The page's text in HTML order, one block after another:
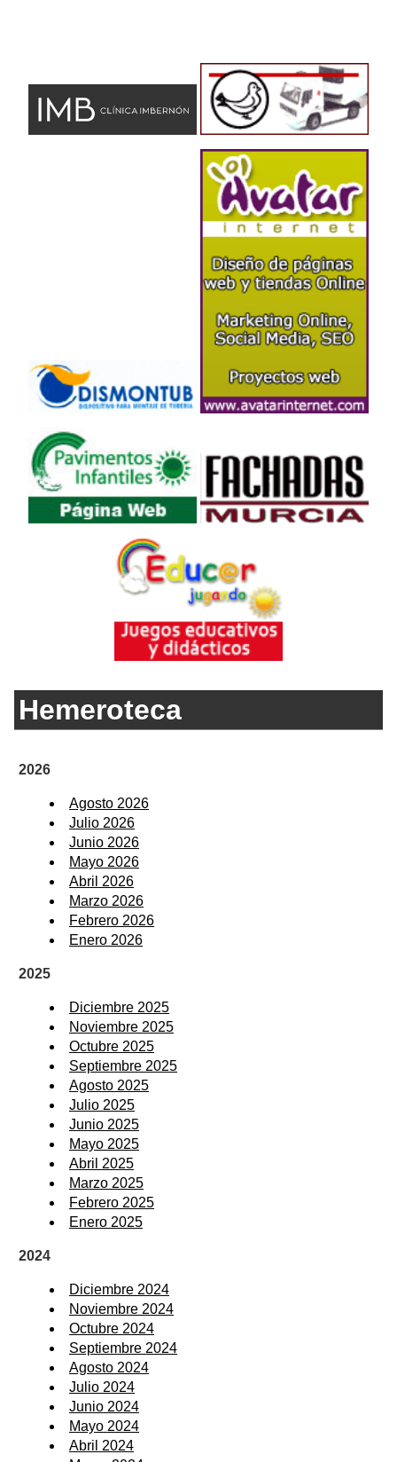
Hemeroteca
2026
Agosto 2026
Julio 2026
Junio 2026
Mayo 2026
Abril 2026
Marzo 2026
Febrero 2026
Enero 2026
2025
Diciembre 2025
Noviembre 2025
Octubre 2025
Septiembre 2025
Agosto 2025
Julio 2025
Junio 2025
Mayo 2025
Abril 2025
Marzo 2025
Febrero 2025
Enero 2025
2024
Diciembre 2024
Noviembre 2024
Octubre 2024
Septiembre 2024
Agosto 2024
Julio 2024
Junio 2024
Mayo 2024
Abril 2024